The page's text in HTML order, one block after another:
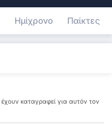
Ημίχρονο Παίκτες
καταγραφεί για αυτόν τον